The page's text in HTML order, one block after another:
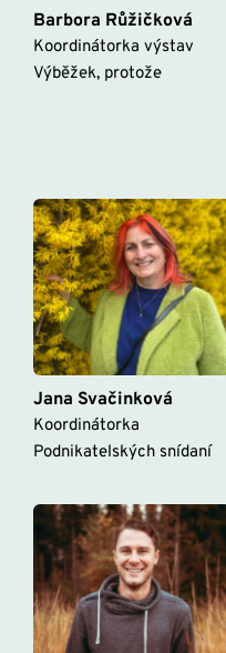
Barbora Růžičková
Koordinátorka výstav
Výběžek, protože
Jana Svačinková
Koordinátorka
Podnikatelských snídaní